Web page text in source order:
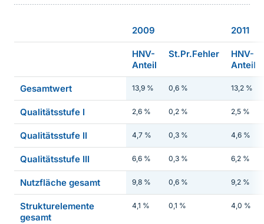
2009 2011
HNV-
Anteil
St.Pr.Fehler
HNV-
Anteil
Gesamtwert 13,9 % 0,6 % 13,2 %
Qualitätsstufe I 2,6 % 0,2 % 2,5 %
Qualitätsstufe II 4,7 % 0,3 % 4,6 %
Qualitätsstufe III 6,6 % 0,3 % 6,2 %
Nutzfläche gesamt 9,8 % 0,6 % 9,2 %
Strukturelemente
gesamt
4,1 % 0,1 % 4,0 %